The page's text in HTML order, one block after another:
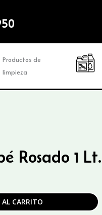
Productos de
limpieza
Rosado 1 Lt.
CARRITO